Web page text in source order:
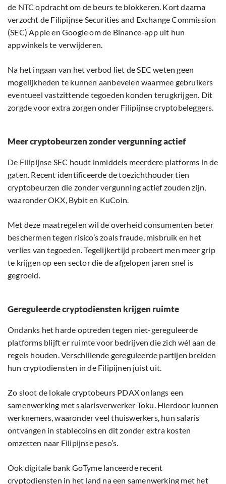
de NTC opdracht om de beurs te blokkeren. Kort daarna
verzocht de Filipijnse Securities and Exchange Commission
(SEC) Apple en Google om de Binance-app uit hun
appwinkels te verwijderen.
Na het ingaan van het verbod liet de SEC weten geen
mogelijkheden te kunnen aanbevelen waarmee gebruikers
eventueel vastzittende tegoeden konden terugkrijgen. Dit
zorgde voor extra zorgen onder Filipijnse cryptobeleggers.
Meer cryptobeurzen zonder vergunning actief
De Filipijnse SEC houdt inmiddels meerdere platforms in de
gaten. Recent identificeerde de toezichthouder tien
cryptobeurzen die zonder vergunning actief zouden zijn,
waaronder OKX, Bybit en KuCoin.
Met deze maatregelen wil de overheid consumenten beter
beschermen tegen risico’s zoals fraude, misbruik en het
verlies van tegoeden. Tegelijkertijd probeert men meer grip
te krijgen op een sector die de afgelopen jaren snel is
gegroeid.
Gereguleerde cryptodiensten krijgen ruimte
Ondanks het harde optreden tegen niet-gereguleerde
platforms blijft er ruimte voor bedrijven die zich wél aan de
regels houden. Verschillende gereguleerde partijen breiden
hun cryptodiensten in de Filipijnen juist uit.
Zo sloot de lokale cryptobeurs PDAX onlangs een
samenwerking met salarisverwerker Toku. Hierdoor kunnen
werknemers, waaronder veel thuiswerkers, hun salaris
ontvangen in stablecoins en dit zonder extra kosten
omzetten naar Filipijnse peso’s.
Ook digitale bank GoTyme lanceerde recent
cryptodiensten in het land na een samenwerking met het